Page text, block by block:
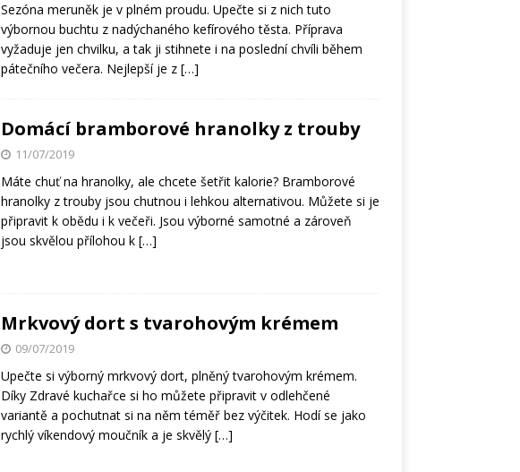
Sezóna meruněk je v plném proudu. Upečte si z nich tuto
výbornou buchtu z nadýchaného kefírového těsta. Příprava
vyžaduje jen chvilku, a tak ji stihnete i na poslední chvíli během
pátečního večera. Nejlepší je z […]
Domácí bramborové hranolky z trouby
11/07/2019
Máte chuť na hranolky, ale chcete šetřit kalorie? Bramborové
hranolky z trouby jsou chutnou i lehkou alternativou. Můžete si je
připravit k obědu i k večeři. Jsou výborné samotné a zároveň
jsou skvělou přílohou k […]
Mrkvový dort s tvarohovým krémem
09/07/2019
Upečte si výborný mrkvový dort, plněný tvarohovým krémem.
Díky Zdravé kuchařce si ho můžete připravit v odlehčené
variantě a pochutnat si na něm téměř bez výčitek. Hodí se jako
rychlý víkendový moučník a je skvělý […]